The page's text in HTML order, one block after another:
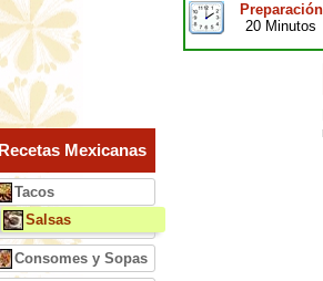
20 Minutos
Recetas Mexicanas
Tacos
Salsas
Consomes y Sopas